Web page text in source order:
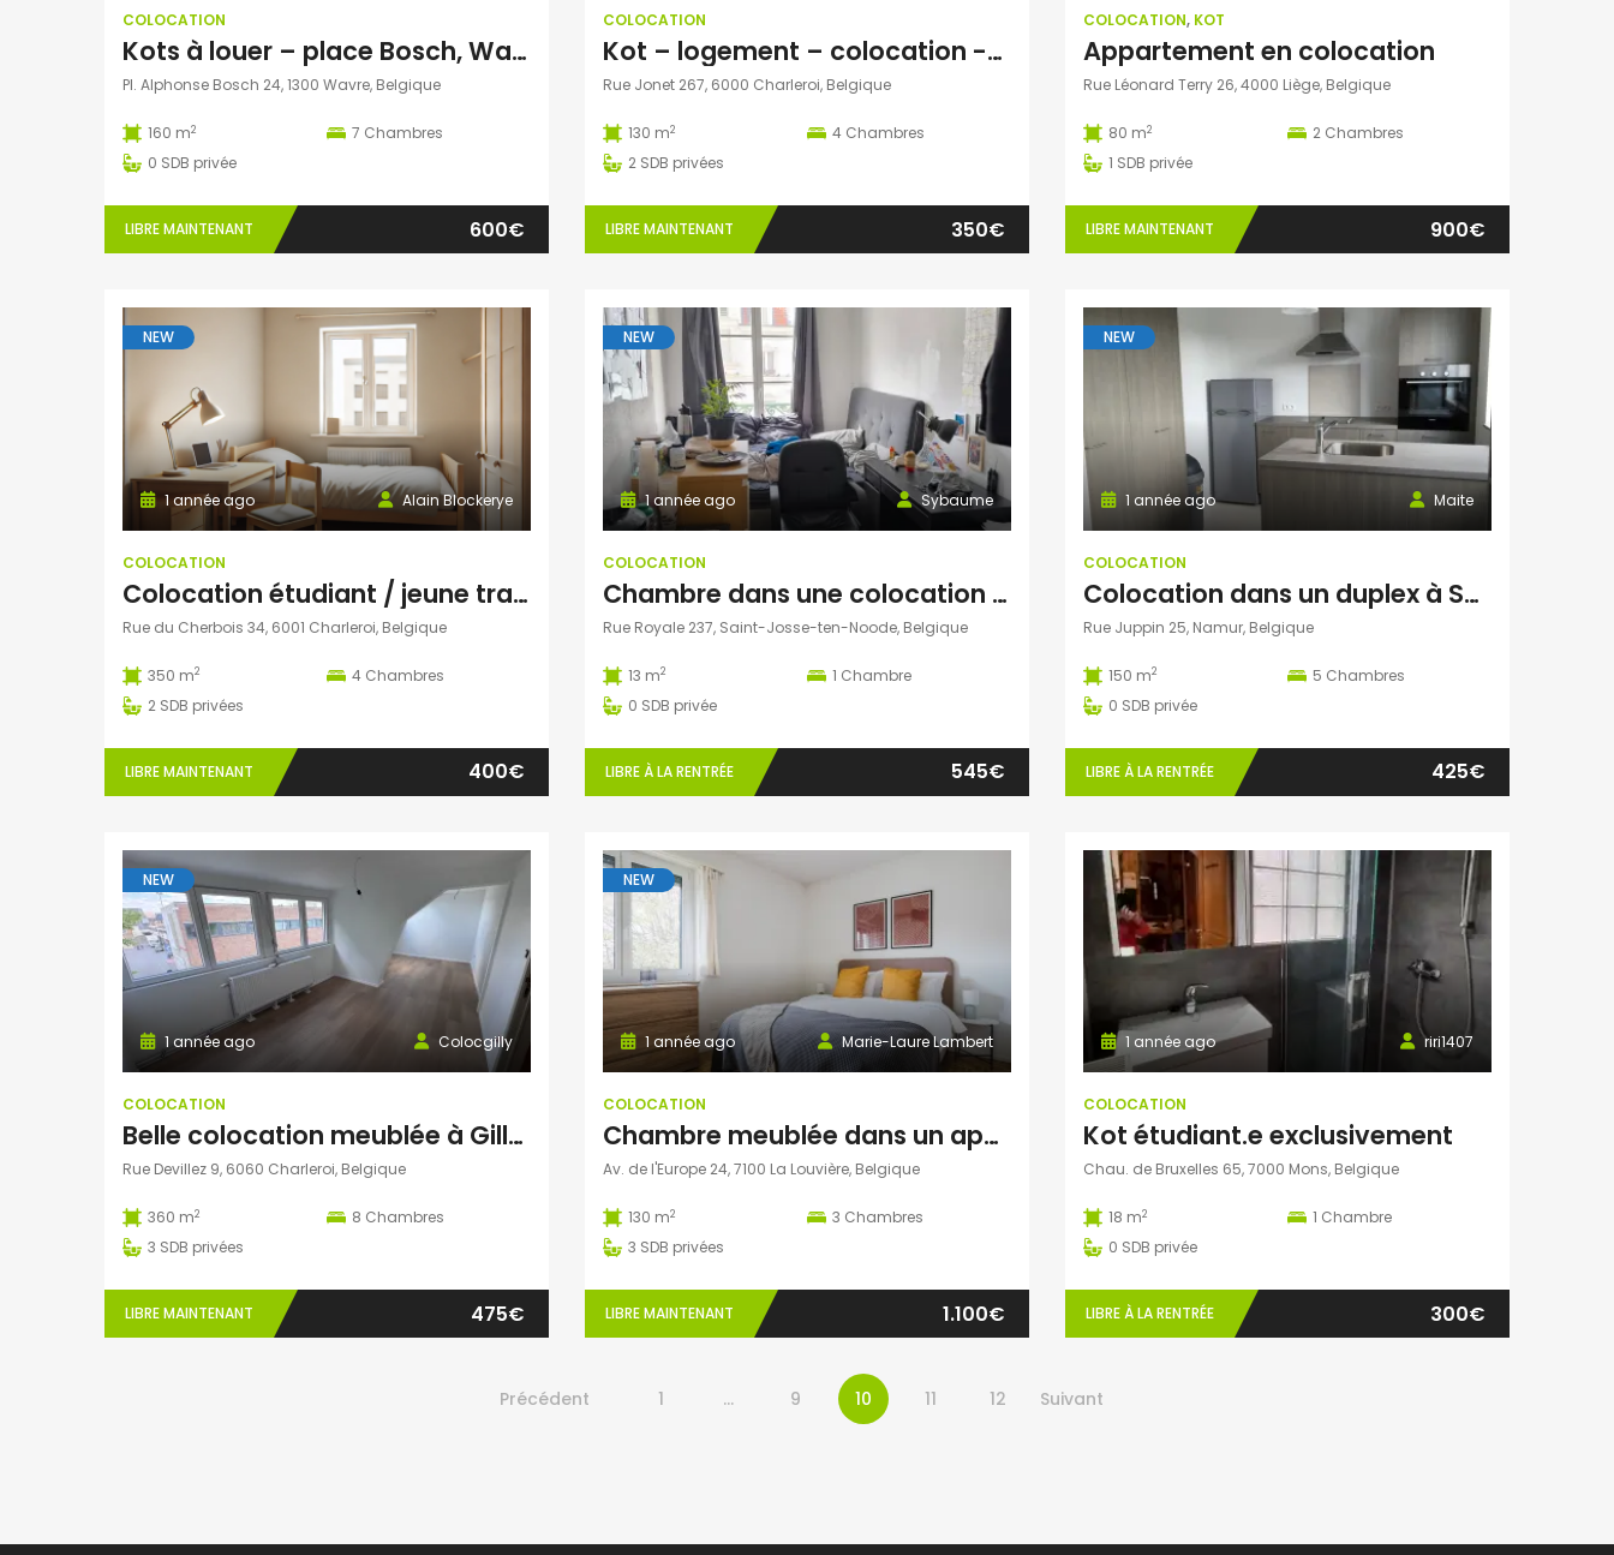
COLOCATION
Kots à louer – place Bosch, Wavre
Pl. Alphonse Bosch 24, 1300 Wavre, Belgique
160 m2 7 Chambres
0 SDB privée
LIBRE MAINTENANT 600€
COLOCATION
Kot – logement – colocation -Charleroi
Rue Jonet 267, 6000 Charleroi, Belgique
130 m2 4 Chambres
2 SDB privées
LIBRE MAINTENANT 350€
COLOCATION, KOT
Appartement en colocation
Rue Léonard Terry 26, 4000 Liège, Belgique
80 m2 2 Chambres
1 SDB privée
LIBRE MAINTENANT 900€
NEW
Alain Blockerye
1 année ago
COLOCATION
Colocation étudiant / jeune travailleur
Rue du Cherbois 34, 6001 Charleroi, Belgique
350 m2 4 Chambres
2 SDB privées
LIBRE MAINTENANT 400€
NEW
Sybaume
1 année ago
COLOCATION
Chambre dans une colocation au centre de bruxelles
Rue Royale 237, Saint-Josse-ten-Noode, Belgique
13 m2 1 Chambre
0 SDB privée
LIBRE À LA RENTRÉE 545€
NEW
Maite
1 année ago
COLOCATION
Colocation dans un duplex à Salzinnes
Rue Juppin 25, Namur, Belgique
150 m2 5 Chambres
0 SDB privée
LIBRE À LA RENTRÉE 425€
NEW
Colocgilly
1 année ago
COLOCATION
Belle colocation meublée à Gilly – Chambres tout confort proches de tout !
Rue Devillez 9, 6060 Charleroi, Belgique
360 m2 8 Chambres
3 SDB privées
LIBRE MAINTENANT 475€
NEW
Marie-Laure Lambert
1 année ago
COLOCATION
Chambre meublée dans un appartement lumineux de 130 m² à Louvière pour 1100€ tout compris
Av. de l'Europe 24, 7100 La Louvière, Belgique
130 m2 3 Chambres
3 SDB privées
LIBRE MAINTENANT 1.100€
riri1407
1 année ago
COLOCATION
Kot étudiant.e exclusivement
Chau. de Bruxelles 65, 7000 Mons, Belgique
18 m2 1 Chambre
0 SDB privée
LIBRE À LA RENTRÉE 300€
Précédent 1 … 9 10 11 12 Suivant